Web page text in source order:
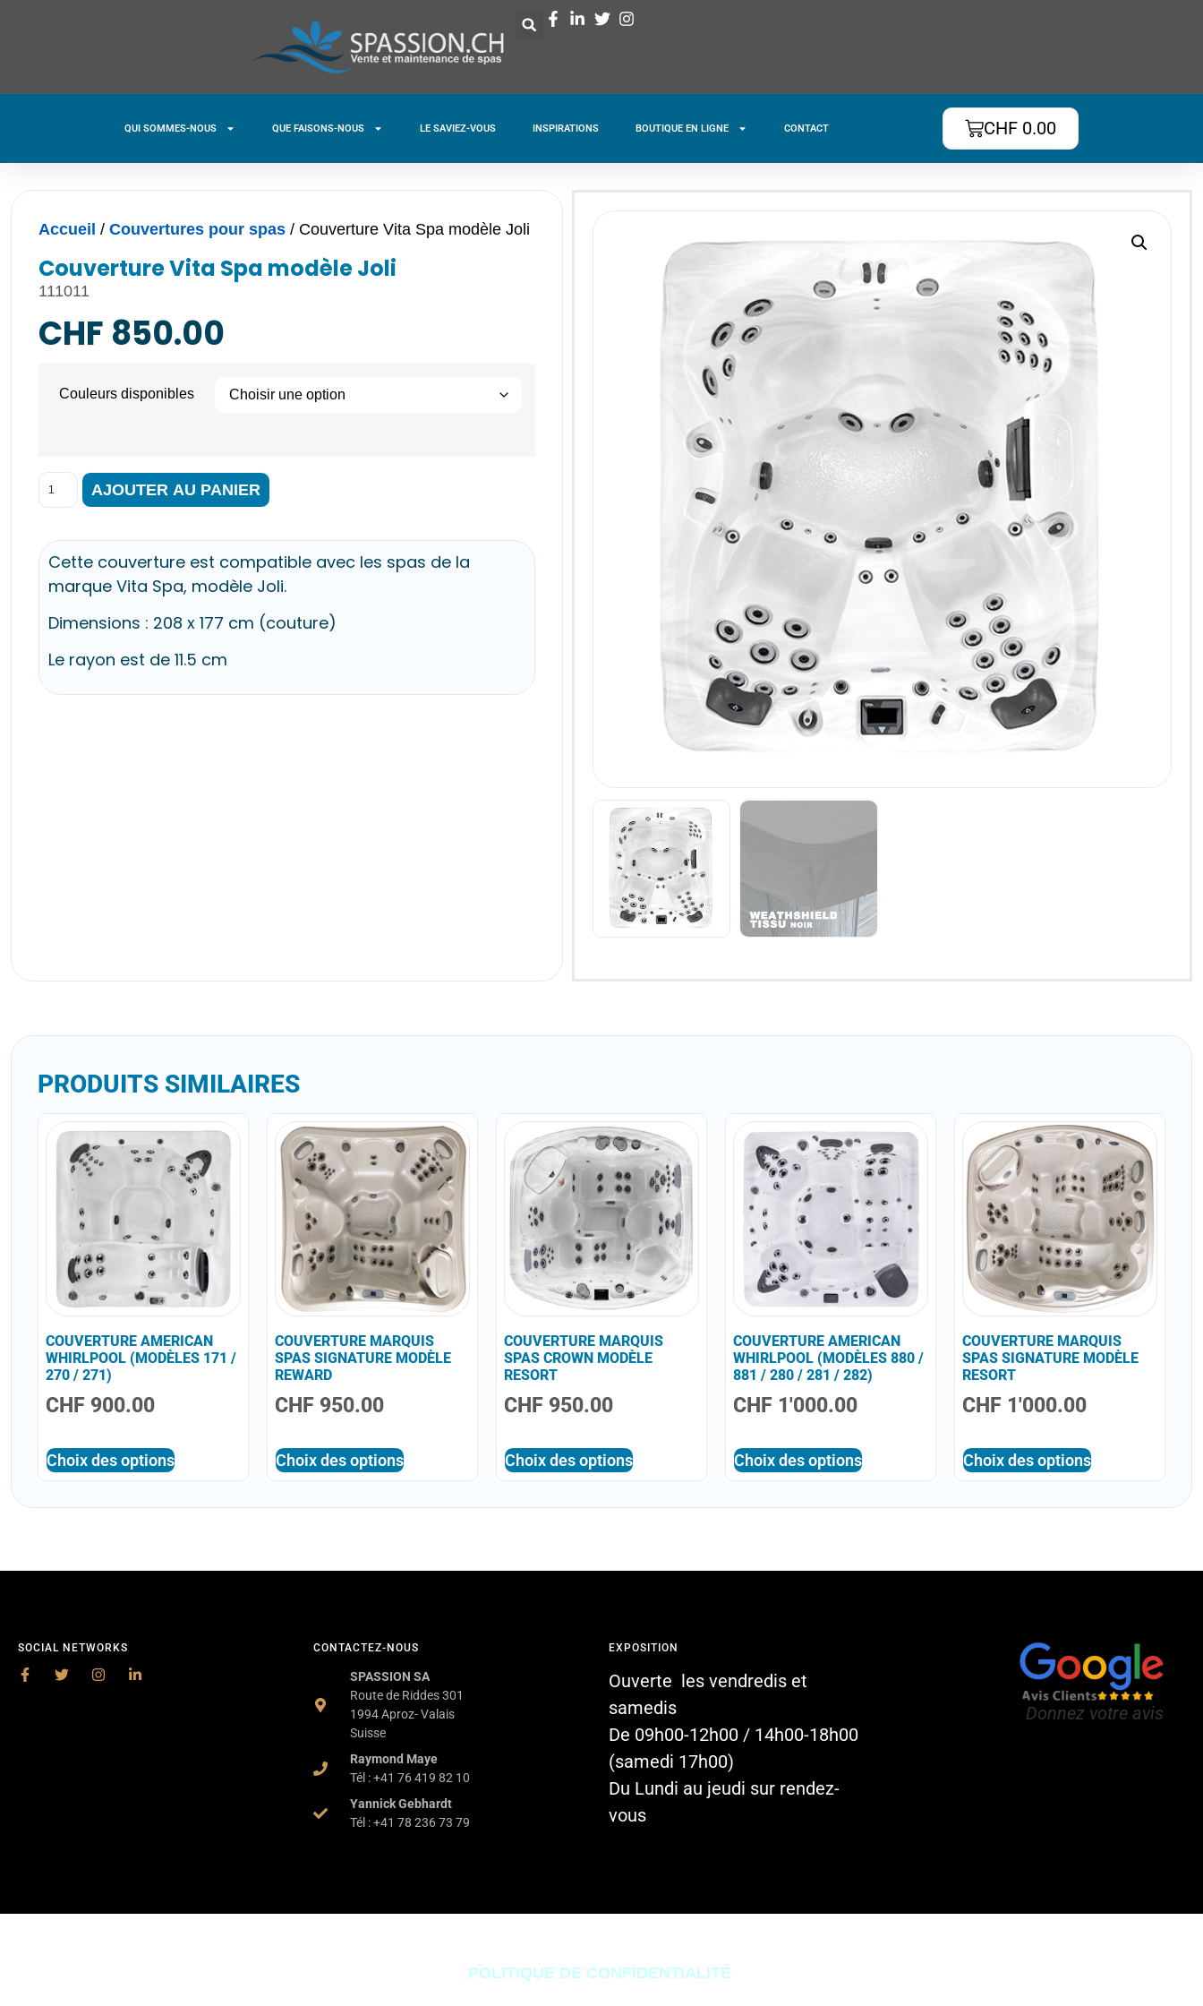
QUI SOMMES-NOUS QUE FAISONS-NOUS LE SAVIEZ-VOUS INSPIRATIONS BOUTIQUE EN LIGNE CONTACT CHF0.00
Accueil / Couvertures pour spas / Couverture Vita Spa modèle Joli
Couverture Vita Spa modèle Joli
111011
CHF 850.00
Couleurs disponibles
AJOUTER AU PANIER
Cette couverture est compatible avec les spas de la
marque Vita Spa, modèle Joli.
Dimensions : 208 x 177 cm (couture)
Le rayon est de 11.5 cm
PRODUITS SIMILAIRES
COUVERTURE AMERICAN
WHIRLPOOL (MODÈLES 171 /
270 / 271)
CHF 900.00
Choix des options
COUVERTURE MARQUIS
SPAS SIGNATURE MODÈLE
REWARD
CHF 950.00
Choix des options
COUVERTURE MARQUIS
SPAS CROWN MODÈLE
RESORT
CHF 950.00
Choix des options
COUVERTURE AMERICAN
WHIRLPOOL (MODÈLES 880 /
881 / 280 / 281 / 282)
CHF 1'000.00
Choix des options
COUVERTURE MARQUIS
SPAS SIGNATURE MODÈLE
RESORT
CHF 1'000.00
Choix des options
SOCIAL NETWORKS CONTACTEZ-NOUS
SPASSION SA
Route de Riddes 301
1994 Aproz- Valais
Suisse
Raymond Maye
Tél : +41 76 419 82 10
Yannick Gebhardt
Tél : +41 78 236 73 79
EXPOSITION
Ouverte les vendredis et
samedis
De 09h00-12h00 / 14h00-18h00
(samedi 17h00)
Du Lundi au jeudi sur rendez-
vous
Donnez votre avis
POLITIQUE DE CONFIDENTIALITÉ